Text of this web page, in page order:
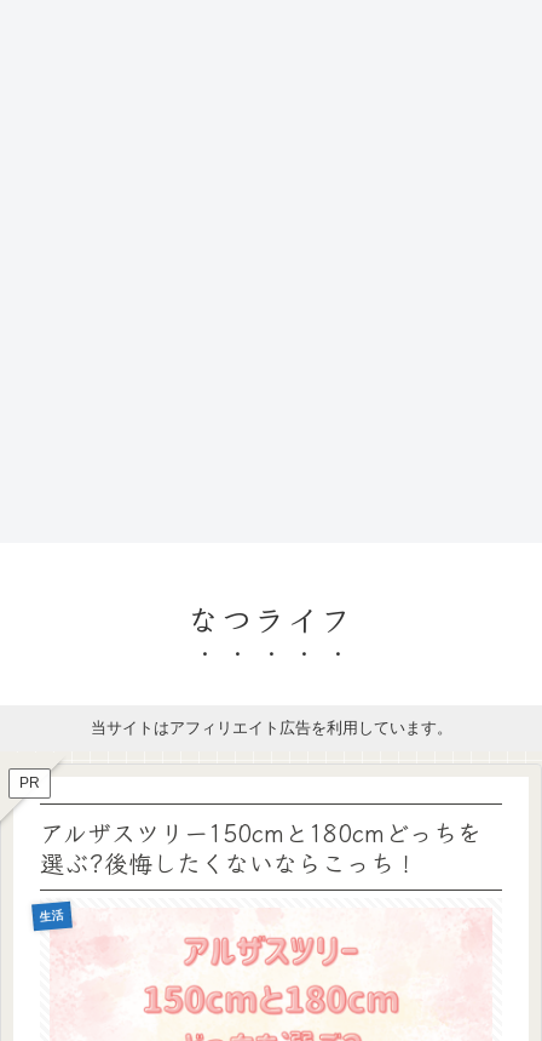
なつライフ
当サイトはアフィリエイト広告を利用しています。
PR
アルザスツリー150cmと180cmどっちを
選ぶ?後悔したくないならこっち！
生活